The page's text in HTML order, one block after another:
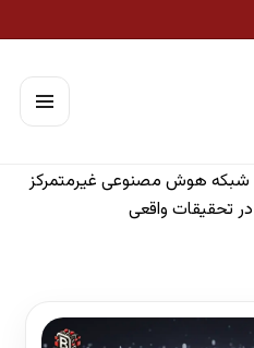
شبکه هوش مصنوعی غیرمتمرکز